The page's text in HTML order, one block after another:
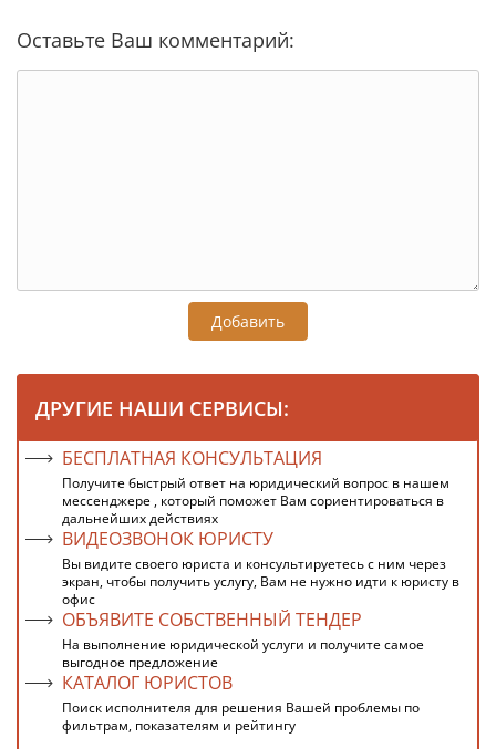
Оставьте Ваш комментарий:
Добавить
ДРУГИЕ НАШИ СЕРВИСЫ:
БЕСПЛАТНАЯ КОНСУЛЬТАЦИЯ
Получите быстрый ответ на юридический вопрос в нашем
мессенджере , который поможет Вам сориентироваться в
дальнейших действиях
ВИДЕОЗВОНОК ЮРИСТУ
Вы видите своего юриста и консультируетесь с ним через
экран, чтобы получить услугу, Вам не нужно идти к юристу в
офис
ОБЪЯВИТЕ СОБСТВЕННЫЙ ТЕНДЕР
На выполнение юридической услуги и получите самое
выгодное предложение
КАТАЛОГ ЮРИСТОВ
Поиск исполнителя для решения Вашей проблемы по
фильтрам, показателям и рейтингу